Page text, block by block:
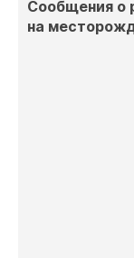
Сообщения о
на